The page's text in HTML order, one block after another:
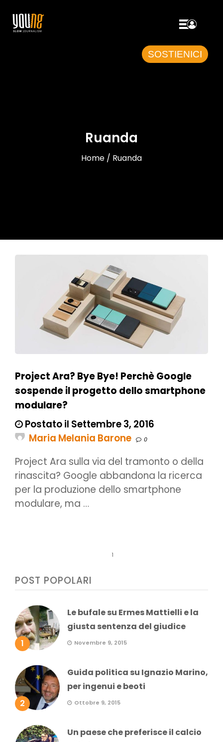
SOSTIENICI
Ruanda
Home / Ruanda
Project Ara? Bye Bye! Perchè Google
sospende il progetto dello smartphone
modulare?
Postato il Settembre 3, 2016
Maria Melania Barone
0
Project Ara sulla via del tramonto o della
rinascita? Google abbandona la ricerca
per la produzione dello smartphone
modulare, ma …
1
POST POPOLARI
1
Le bufale su Ermes Mattielli e la
giusta sentenza del giudice
Novembre 9, 2015
2
Guida politica su Ignazio Marino,
per ingenui e beoti
Ottobre 9, 2015
Un paese che preferisce il calcio